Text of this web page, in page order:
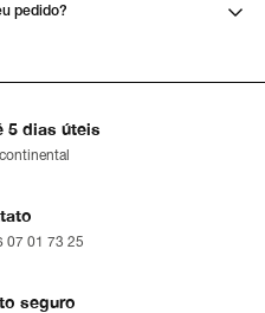
pedido?
5 dias úteis
07 01 73 25
seguro